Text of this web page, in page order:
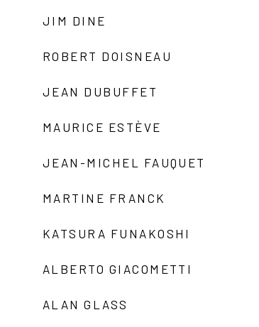
JIM DINE
ROBERT DOISNEAU
JEAN DUBUFFET
MAURICE ESTÈVE
JEAN-MICHEL FAUQUET
MARTINE FRANCK
KATSURA FUNAKOSHI
ALBERTO GIACOMETTI
ALAN GLASS